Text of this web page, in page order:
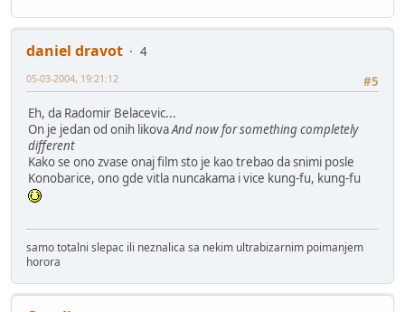
daniel dravot
4
#5
05-03-2004, 19:21:12
Eh, da Radomir Belacevic...
On je jedan od onih likovaAnd now for something completely
different
Kako se ono zvase onaj film sto je kao trebao da snimi posle
Konobarice, ono gde vitla nuncakama i vice kung-fu, kung-fu
samo totalni slepac ili neznalica sa nekim ultrabizarnim poimanjem
horora